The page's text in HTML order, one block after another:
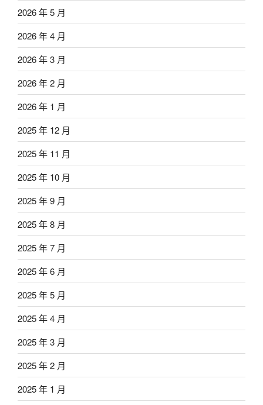
2026 年 5 月
2026 年 4 月
2026 年 3 月
2026 年 2 月
2026 年 1 月
2025 年 12 月
2025 年 11 月
2025 年 10 月
2025 年 9 月
2025 年 8 月
2025 年 7 月
2025 年 6 月
2025 年 5 月
2025 年 4 月
2025 年 3 月
2025 年 2 月
2025 年 1 月